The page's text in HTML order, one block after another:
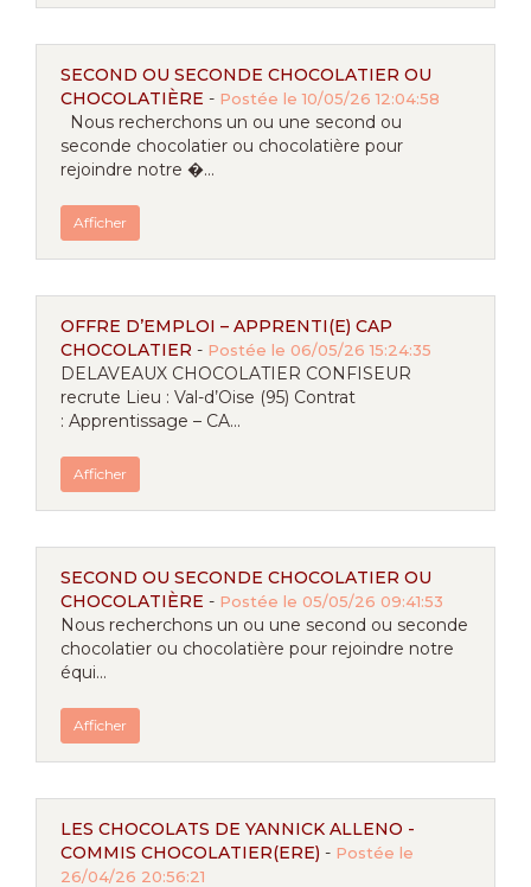
SECOND OU SECONDE CHOCOLATIER OU
CHOCOLATIÈRE - Postée le 10/05/26 12:04:58
Nous recherchons un ou une second ou
seconde chocolatier ou chocolatière pour
rejoindre notre �...
Afficher
OFFRE D’EMPLOI – APPRENTI(E) CAP
CHOCOLATIER - Postée le 06/05/26 15:24:35
DELAVEAUX CHOCOLATIER CONFISEUR
recrute Lieu : Val-d’Oise (95) Contrat
: Apprentissage – CA...
Afficher
SECOND OU SECONDE CHOCOLATIER OU
CHOCOLATIÈRE - Postée le 05/05/26 09:41:53
Nous recherchons un ou une second ou seconde
chocolatier ou chocolatière pour rejoindre notre
équi...
Afficher
LES CHOCOLATS DE YANNICK ALLENO -
COMMIS CHOCOLATIER(ERE) - Postée le
26/04/26 20:56:21